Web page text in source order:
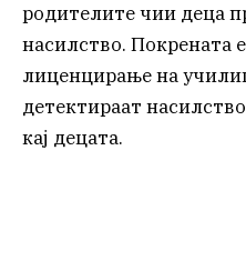
родителите чии деца
насилство. Покрената
лиценцирање на
детектираат
кај децата.